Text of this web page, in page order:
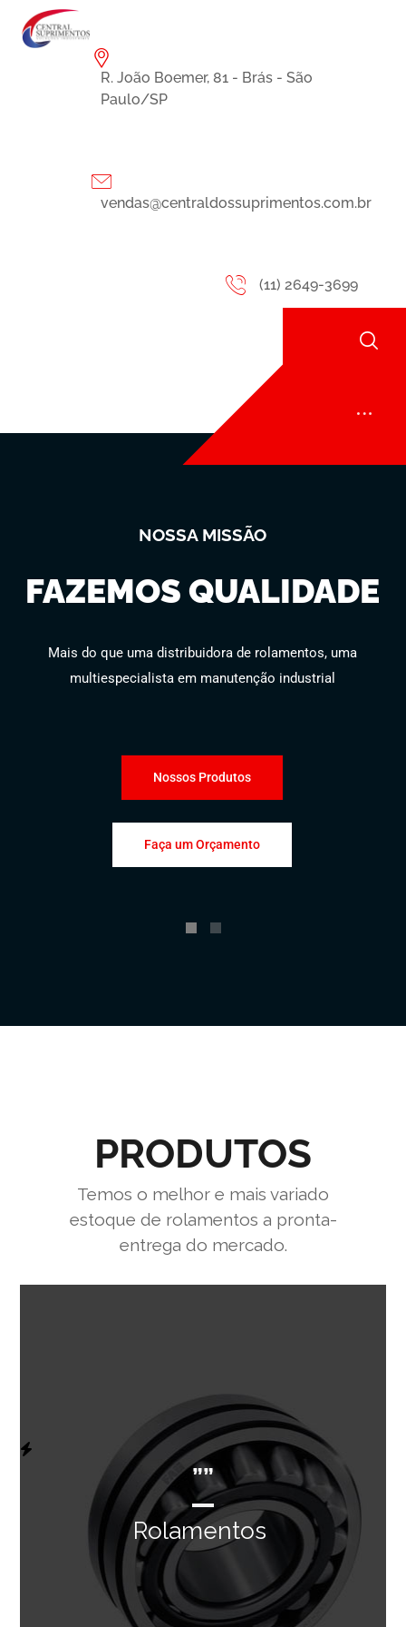
R. João Boemer, 81 - Brás - São
Paulo/SP
vendas@centraldossuprimentos.com.br
(11) 2649-3699
FAZEMOS QUALIDADE
NOSSA MISSÃO
Mais do que uma distribuidora de rolamentos, uma
multiespecialista em manutenção industrial
Nossos Produtos
Faça um Orçamento
PRODUTOS
Temos o melhor e mais variado
estoque de rolamentos a pronta-
entrega do mercado.
””
Rolamentos